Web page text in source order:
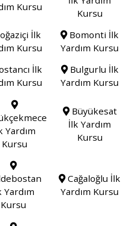
Kursu
Kursu
İlk
Kursu
Bomonti İlk
Yardım Kursu
İlk
Kursu
Bulgurlu İlk
Yardım Kursu
Yardım
Kursu
Büyükesat
İlk Yardım
Kursu
Yardım
Kursu
Cağaloğlu İlk
Yardım Kursu